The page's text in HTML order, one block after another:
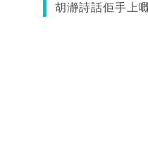
胡瀞詩話佢手上